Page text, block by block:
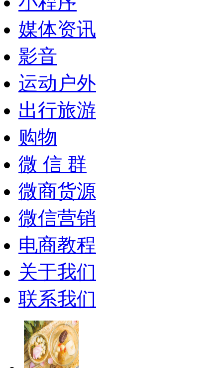
媒体资讯
影音
运动户外
出行旅游
购物
微 信 群
微商货源
微信营销
电商教程
关于我们
联系我们